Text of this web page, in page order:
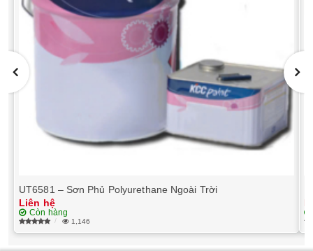
UT6581 – Sơn Phủ Polyurethane Ngoài Trời
Liên hệ
Còn hàng
1,146